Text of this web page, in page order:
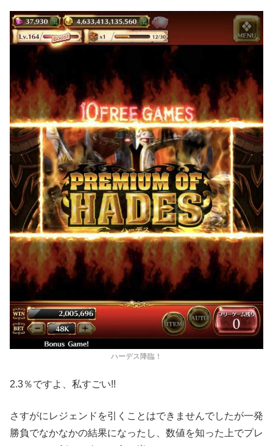
ハーデス降臨！
2.3％ですよ、私すごい!!
さすがにレジェンドを引くことはできませんでしたが一発
勝負でなかなかの結果になったし、数値を知った上でプレ